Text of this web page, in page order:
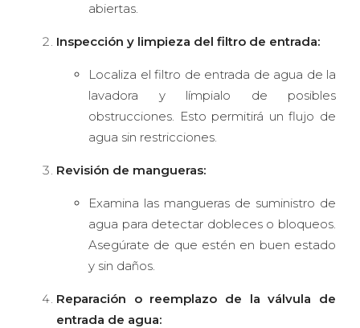
abiertas.
Inspección y limpieza del filtro de entrada:
Localiza el filtro de entrada de agua de la
lavadora y límpialo de posibles
obstrucciones. Esto permitirá un flujo de
agua sin restricciones.
Revisión de mangueras:
Examina las mangueras de suministro de
agua para detectar dobleces o bloqueos.
Asegúrate de que estén en buen estado
y sin daños.
Reparación o reemplazo de la válvula de
entrada de agua: